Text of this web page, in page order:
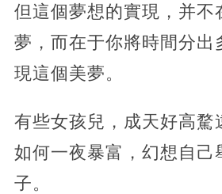
但這個夢想的實現，并不
夢，而在于你將時間分出
現這個美夢。
有些女孩兒，成天好高騖
如何一夜暴富，幻想自己
子。